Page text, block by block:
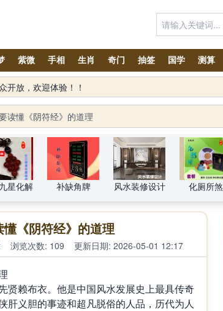
紫微 手相 生肖 奇门 抽签 国学 测算
读懂《阴符经》的道理
星化解 补缺角牌 风水装修设计 化厕所煞
《阴符经》的道理
浏览次数: 109 更新日期: 2026-05-01 12:17
赖布衣。他是中国风水发展史上最具传奇
肝义胆的事迹和超凡脱俗的人品，历代为人